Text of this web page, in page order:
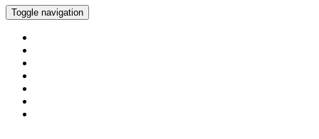
Toggle navigation